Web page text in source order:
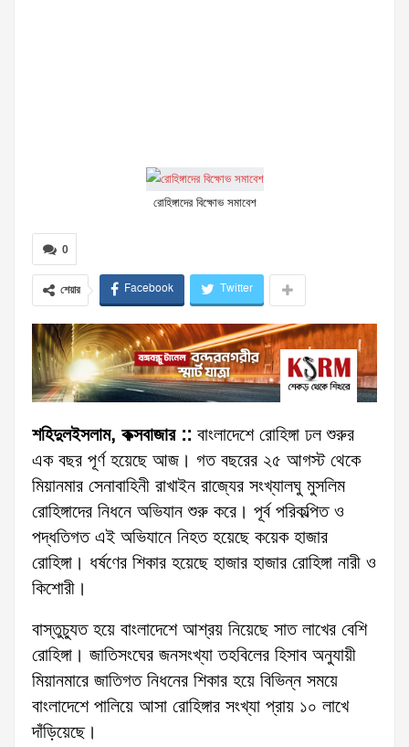
রোহিঙ্গাদের বিক্ষোভ সমাবেশ
0
শেয়ার Facebook Twitter
শহিদুলইসলাম, কক্সবাজার :: বাংলাদেশে রোহিঙ্গা ঢল শুরুর
এক বছর পূর্ণ হয়েছে আজ। গত বছরের ২৫ আগস্ট থেকে
মিয়ানমার সেনাবাহিনী রাখাইন রাজ্যের সংখ্যালঘু মুসলিম
রোহিঙ্গাদের নিধনে অভিযান শুরু করে। পূর্ব পরিকল্পিত ও
পদ্ধতিগত এই অভিযানে নিহত হয়েছে কয়েক হাজার
রোহিঙ্গা। ধর্ষণের শিকার হয়েছে হাজার হাজার রোহিঙ্গা নারী ও
কিশোরী।
বাস্তুচ্যুত হয়ে বাংলাদেশে আশ্রয় নিয়েছে সাত লাখের বেশি
রোহিঙ্গা। জাতিসংঘের জনসংখ্যা তহবিলের হিসাব অনুযায়ী
মিয়ানমারে জাতিগত নিধনের শিকার হয়ে বিভিন্ন সময়ে
বাংলাদেশে পালিয়ে আসা রোহিঙ্গার সংখ্যা প্রায় ১০ লাখে
দাঁড়িয়েছে।